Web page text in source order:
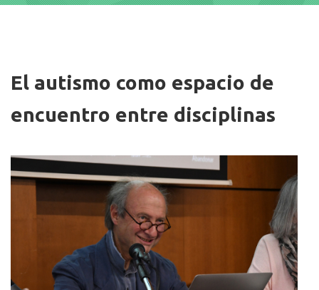
El autismo como espacio de
encuentro entre disciplinas